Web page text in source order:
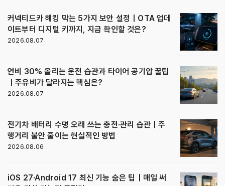
커넥티드카 해킹 막는 5가지 보안 설정｜OTA 업데
이트부터 디지털 키까지, 지금 확인할 것은?
2026.08.07
연비 30% 올리는 운전 습관과 타이어 공기압 꿀팁
｜주유비가 달라지는 핵심은?
2026.08.07
전기차 배터리 수명 오래 쓰는 충전·관리 습관｜주
행거리 불안 줄이는 현실적인 방법
2026.08.06
iOS 27·Android 17 최신 기능 숨은 팁｜매일 써